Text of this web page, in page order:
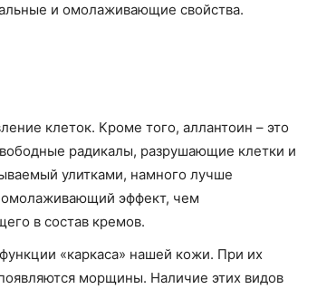
и омолаживающие свойства.
клеток. Кроме того, аллантоин – это
радикалы, разрушающие клетки и
улитками, намного лучше
эффект, чем
в состав кремов.
«каркаса» нашей кожи. При их
морщины. Наличие этих видов